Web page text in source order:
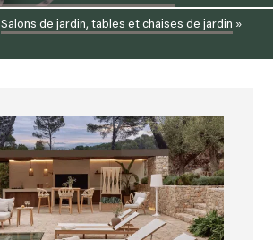
Salons de jardin, tables et chaises de jardin »